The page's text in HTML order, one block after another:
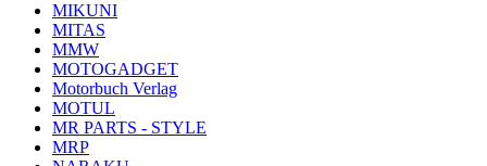
MIKUNI
MITAS
MMW
MOTOGADGET
Motorbuch Verlag
MOTUL
MR PARTS - STYLE
MRP